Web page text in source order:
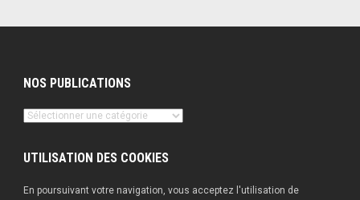
NOS PUBLICATIONS
Nos
UTILISATION DES COOKIES
En poursuivant votre navigation, vous acceptez l'utilisation de